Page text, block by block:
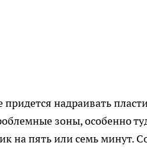
надраивать
зоны, особенно
на пять или семь минут.